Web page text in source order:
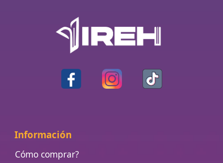
Información
Cómo comprar?